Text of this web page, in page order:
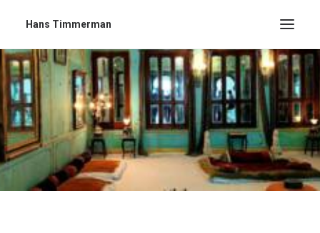
Hans Timmerman